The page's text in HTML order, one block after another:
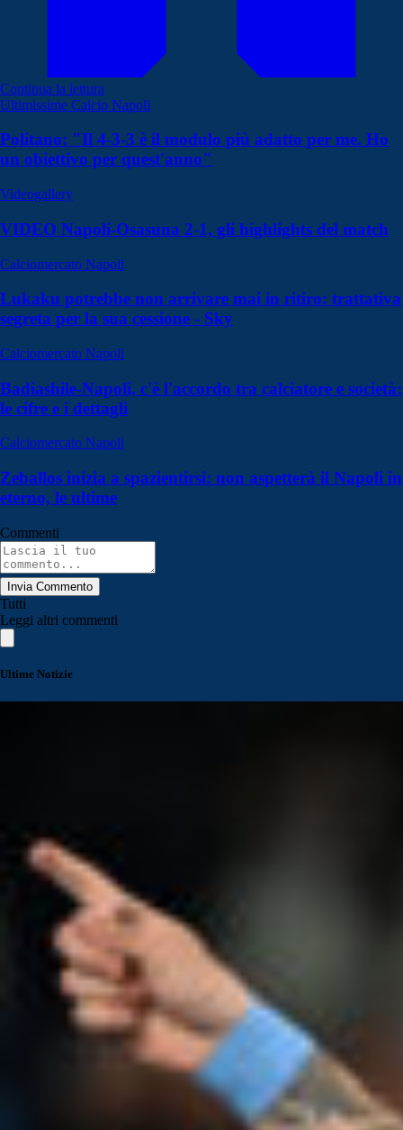
Continua la lettura
Ultimissime Calcio Napoli
Politano: "Il 4-3-3 è il modulo più adatto per me. Ho
un obiettivo per quest'anno"
Videogallery
VIDEO Napoli-Osasuna 2-1, gli highlights del match
Calciomercato Napoli
Lukaku potrebbe non arrivare mai in ritiro: trattativa
segreta per la sua cessione - Sky
Calciomercato Napoli
Badiashile-Napoli, c'è l'accordo tra calciatore e società:
le cifre e i dettagli
Calciomercato Napoli
Zeballos inizia a spazientirsi: non aspetterà il Napoli in
eterno, le ultime
Commenti
Invia Commento
Tutti
Leggi altri commenti
Ultime Notizie